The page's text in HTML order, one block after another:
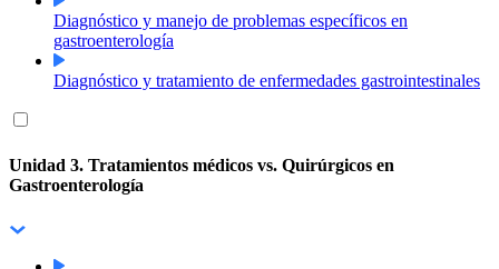
Diagnóstico y manejo de problemas específicos en
gastroenterología
Diagnóstico y tratamiento de enfermedades gastrointestinales
Unidad 3. Tratamientos médicos vs. Quirúrgicos en
Gastroenterología